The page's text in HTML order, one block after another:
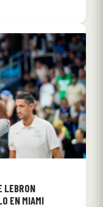
LEBRON
EN MIAMI